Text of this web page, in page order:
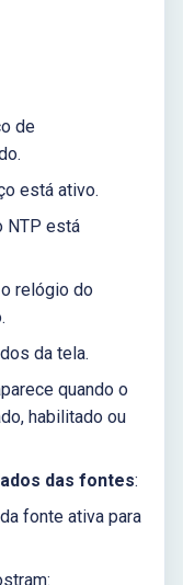
de
está ativo.
NTP está
relógio do
da tela.
quando o
habilitado ou
das fontes:
fonte ativa para